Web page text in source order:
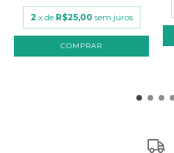
2 x de R$25,00 sem juros